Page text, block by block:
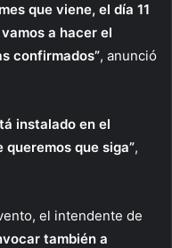
que viene, el día 11
a hacer el
confirmados”, anunció
instalado en el
que siga”,
el intendente de
también a